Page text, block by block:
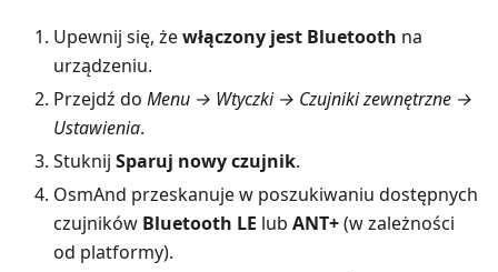
Upewnij się, żewłączony jest Bluetooth na
urządzeniu.
Przejdź do Menu → Wtyczki → Czujniki zewnętrzne →
Ustawienia.
Stuknij Sparuj nowy czujnik.
OsmAnd przeskanuje w poszukiwaniu dostępnych
czujników Bluetooth LE lub ANT+(w zależności
od platformy).